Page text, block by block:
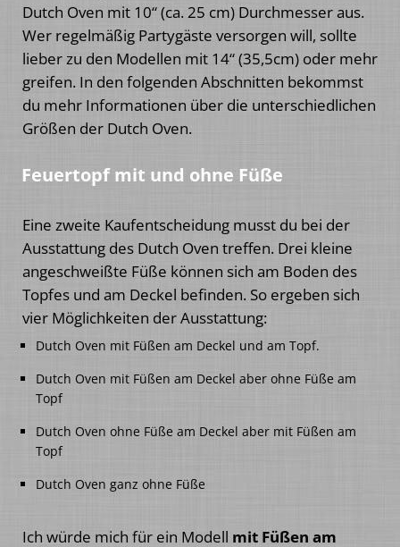
Dutch Oven mit 10“ (ca. 25 cm) Durchmesser aus.
Wer regelmäßig Partygäste versorgen will, sollte
lieber zu den Modellen mit 14“ (35,5cm) oder mehr
greifen. In den folgenden Abschnitten bekommst
du mehr Informationen über die unterschiedlichen
Größen der Dutch Oven.
Feuertopf mit und ohne Füße
Eine zweite Kaufentscheidung musst du bei der
Ausstattung des Dutch Oven treffen. Drei kleine
angeschweißte Füße können sich am Boden des
Topfes und am Deckel befinden. So ergeben sich
vier Möglichkeiten der Ausstattung:
Dutch Oven mit Füßen am Deckel und am Topf.
Dutch Oven mit Füßen am Deckel aber ohne Füße am
Topf
Dutch Oven ohne Füße am Deckel aber mit Füßen am
Topf
Dutch Oven ganz ohne Füße
Ich würde mich für ein Modell mit Füßen am